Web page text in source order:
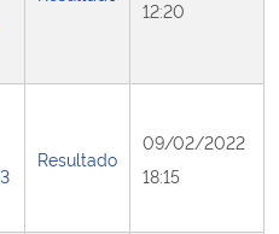
12:20
Resultado
09/02/2022
18:15